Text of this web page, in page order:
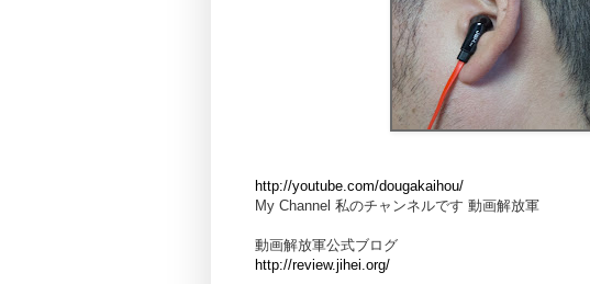
http://youtube.com/dougakaihou/
My Channel 私のチャンネルです 動画解放軍
動画解放軍公式ブログ
http://review.jihei.org/